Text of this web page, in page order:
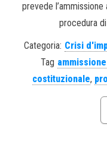
prevede
procedura
Categoria: Crisi
Tag
costituzionale,